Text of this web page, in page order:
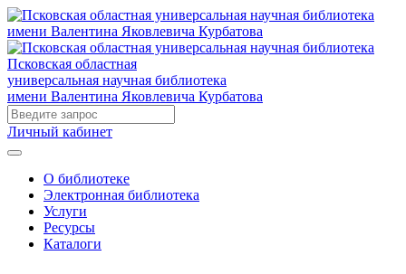
Псковская областная
универсальная научная библиотека
имени Валентина Яковлевича Курбатова
Личный кабинет
О библиотеке
Электронная библиотека
Услуги
Ресурсы
Каталоги